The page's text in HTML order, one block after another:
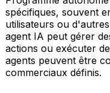
spécifiques, souvent
utilisateurs ou
agent IA peut gérer
actions ou exécuter
agents peuvent être
commerciaux définis.